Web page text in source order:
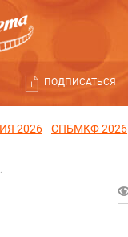
ПОДПИСАТЬСЯ
2026 СПБМКФ 2026